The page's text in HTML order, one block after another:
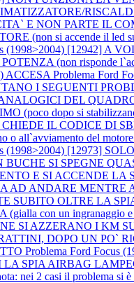
E NON PARTE IL
(non si accende il led
(1998>2004) [12942] A
(non risponde
ACCESA Problema Ford
I SEGUENTI
DEL
(poco dopo si
IL CODICE DI
o all`avviamento del
(1998>2004) [12973]
BUCHE SI SPEGNE
E SI ACCENDE LA
AD ANDARE MENTRE
SUBITO OLTRE LA
(gialla con un ingranaggio
SI AZZERANO I KM
DOPO UN PO`
Problema Ford Focus
LA SPIA AIRBAG
nei 2 casi il problema si è